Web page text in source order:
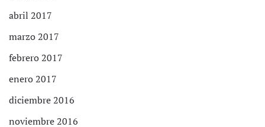
abril 2017
marzo 2017
febrero 2017
enero 2017
diciembre 2016
noviembre 2016